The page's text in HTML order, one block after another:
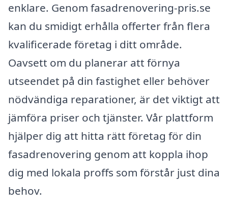
enklare. Genom fasadrenovering-pris.se
kan du smidigt erhålla offerter från flera
kvalificerade företag i ditt område.
Oavsett om du planerar att förnya
utseendet på din fastighet eller behöver
nödvändiga reparationer, är det viktigt att
jämföra priser och tjänster. Vår plattform
hjälper dig att hitta rätt företag för din
fasadrenovering genom att koppla ihop
dig med lokala proffs som förstår just dina
behov.